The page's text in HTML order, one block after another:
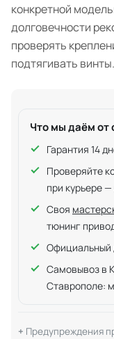
конкретной
долговечности
проверять
подтягивать винты.
Что мы даём от
Гарантия 14
Проверяйте
при курьере —
Своя
тюнинг
Официальный
Самовывоз в
Ставрополе:
Предупреждения